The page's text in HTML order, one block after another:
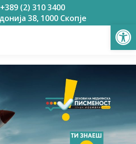
+389 (2) 310 3400
38, 1000 Скопје